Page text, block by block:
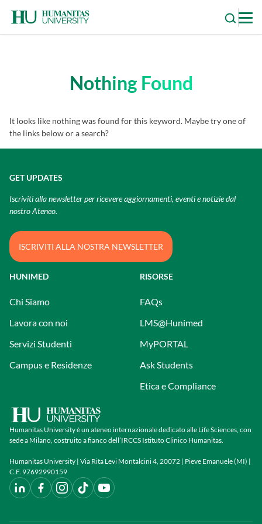
content
Nothing Found
It looks like nothing was found for this keyword. Maybe try one of
the links below or a search?
Humanitas University è un ateneo internazionale dedicato alle Life Sciences, con
sede a Milano, costruito a fianco dell’IRCCS Istituto Clinico Humanitas.
Humanitas University | Via Rita Levi Montalcini 4, 20072 | Pieve Emanuele (MI) |
C.F. 97692990159
HUNIMED
Chi Siamo
Lavora con noi
Servizi Studenti
Campus e Residenze
RISORSE
FAQs
LMS@Hunimed
MyPORTAL
Ask Students
Etica e Compliance
GET UPDATES
Iscriviti alla newsletter per ricevere aggiornamenti, eventi e notizie dal
nostro Ateneo.
ISCRIVITI ALLA NOSTRA NEWSLETTER